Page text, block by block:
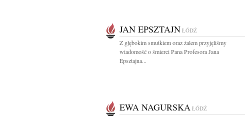
JAN EPSZTAJN ŁÓDŹ
Z głębokim smutkiem oraz żalem przyjęliśmy
wiadomość o śmierci Pana Profesora Jana
Epsztajna...
EWA NAGURSKA ŁÓDŹ